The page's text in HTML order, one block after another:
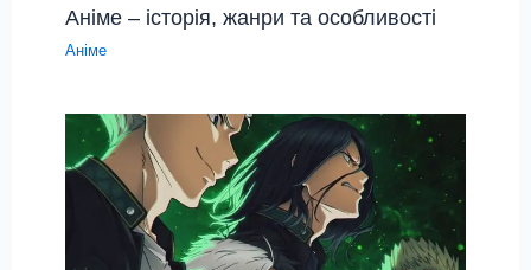
Аніме – історія, жанри та особливості
Аніме